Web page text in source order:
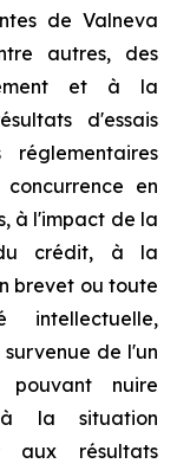
de Valneva
autres, des
et à la
d'essais
en
à l'impact de la
crédit, à la
brevet ou toute
de l'un
nuire
à la situation
aux résultats